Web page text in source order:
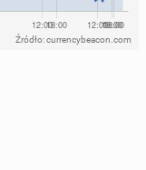
Źródło: currencybeacon.com